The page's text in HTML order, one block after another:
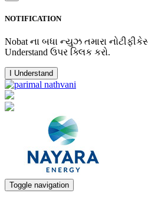
NOTIFICATION
Nobat ના બધા ન્યુઝ તમારા
Understand ઉપર ક્લિક કરો.
I Understand
Toggle navigation